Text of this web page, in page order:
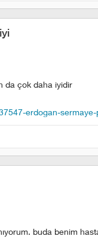
da çok daha iyidir
erdogan-
buda benim